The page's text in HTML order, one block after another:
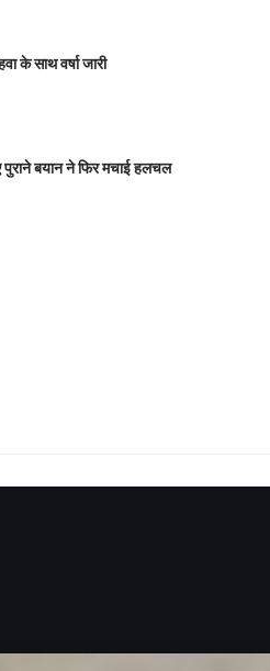
के साथ वर्षा जारी
पुराने बयान ने फिर मचाई हलचल